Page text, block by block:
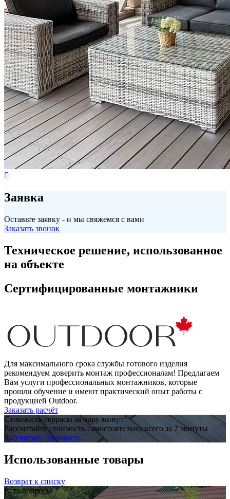
Заявка
Оставьте заявку - и мы свяжемся с вами
Заказать звонок
Техническое решение, использованное
на объекте
Сертифицированные монтажники
Для максимального срока службы готового изделия
рекомендуем доверить монтаж профессионалам! Предлагаем
Вам услуги профессиональных монтажников, которые
прошли обучение и имеют практический опыт работы с
продукцией Outdoor.
Заказать расчёт
Стоимость террасы за пару минут!
Рассчитайте стоимость самостоятельно всего за 2 минуты
Рассчитать стоимость
Использованные товары
Возврат к списку
Есть вопросы ?